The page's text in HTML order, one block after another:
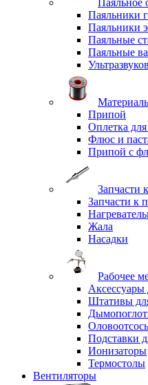
Паяльное
Паяльники
Паяльники
Паяльные
Паяльные
Припой
Оплетка
Флюс и
Припой с
Запчасти
Запчасти к
Жала
Насадки
Рабочее
Аксессуары
Штативы
Подставки
Ионизаторы
Термостолы
Вентиляторы